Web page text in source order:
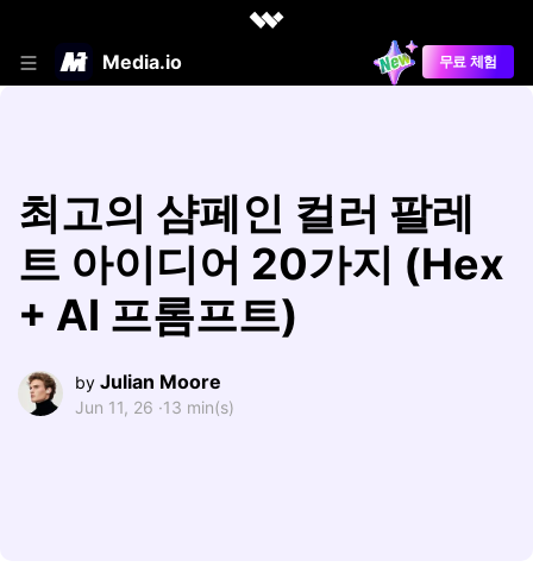
Media.io 무료 체험
최고의 샴페인 컬러 팔레
트 아이디어 20가지 (Hex
+ AI 프롬프트)
by Julian Moore
Jun 11, 26 ·13 min(s)